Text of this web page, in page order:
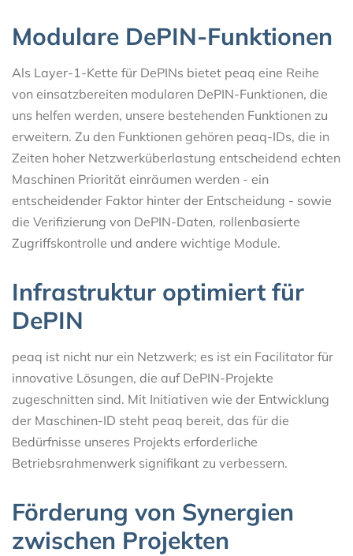
Modulare DePIN-Funktionen
Als Layer-1-Kette für DePINs bietet peaq eine Reihe
von einsatzbereiten modularen DePIN-Funktionen, die
uns helfen werden, unsere bestehenden Funktionen zu
erweitern. Zu den Funktionen gehören peaq-IDs, die in
Zeiten hoher Netzwerküberlastung entscheidend echten
Maschinen Priorität einräumen werden - ein
entscheidender Faktor hinter der Entscheidung - sowie
die Verifizierung von DePIN-Daten, rollenbasierte
Zugriffskontrolle und andere wichtige Module.
Infrastruktur optimiert für
DePIN
peaq ist nicht nur ein Netzwerk; es ist ein Facilitator für
innovative Lösungen, die auf DePIN-Projekte
zugeschnitten sind. Mit Initiativen wie der Entwicklung
der Maschinen-ID steht peaq bereit, das für die
Bedürfnisse unseres Projekts erforderliche
Betriebsrahmenwerk signifikant zu verbessern.
Förderung von Synergien
zwischen Projekten